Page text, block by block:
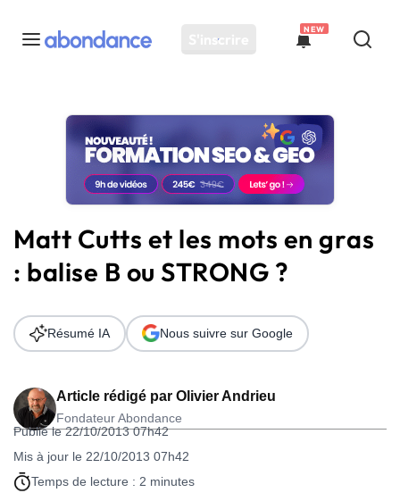
S'inscrire
NEW
Toutes les actus
Actus SEO
Plateforme
Solutions
Ressources
Audit SEO
Matt Cutts et les mots en gras
: balise B ou STRONG ?
Article rédigé par Olivier Andrieu
Fondateur Abondance
Publié le 22/10/2013 07h42
Mis à jour le 22/10/2013 07h42
Temps de lecture : 2 minutes
Résumé IA Nous suivre sur Google